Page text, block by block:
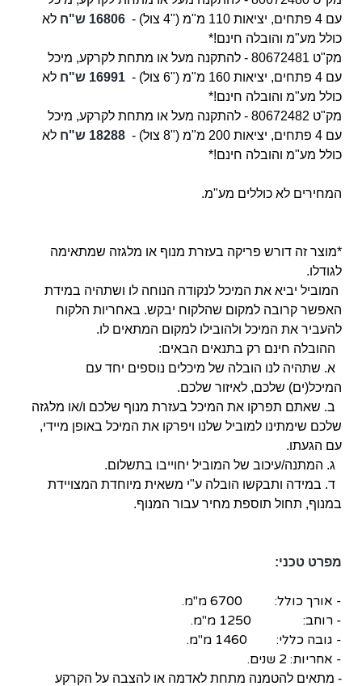
עם 4
פתחים, יציאות 110 מ"מ ("4 צול) - 16806 ש"ח
לא
כולל מע"מ והובלה חינם!*
מק"ט 80672481 -
להתקנה מעל או מתחת לקרקע, מיכל
עם 4
פתחים, יציאות 16991 ש"ח
לא
כולל מע"מ והובלה חינם!*
מק"ט 80672482 -
להתקנה מעל או מתחת לקרקע, מיכל
עם 4
פתחים, יציאות - 18288 ש"ח
לא
כולל מע"מ והובלה חינם!*
המחירים לא כוללים מע"מ.
*מוצר זה דורש פריקה בעזרת מנוף או מלגזה שמתאימה
לגודלו.
המוביל יביא את המיכל לנקודה הנוחה לו ושתהיה במידת
האפשר קרובה למקום שהלקוח יבקש. באחריות הלקוח
להעביר את המיכל ולהובילו למקום המתאים לו.
ההובלה חינם רק בתנאים הבאים:
א. שתהיה לנו הובלה של מיכלים נוספים יחד עם
המיכל(ים) שלכם, לאיזור שלכם.
ב. שאתם תפרקו את המיכל בעזרת מנוף שלכם ו/או מלגזה
שלכם שימתינו למוביל שלנו ויפרקו את המיכל באופן מיידי,
עם הגעתו.
ג. המתנה/עיכוב של המוביל יחוייבו בתשלום.
ד. במידה ותבקשו הובלה ע"י משאית מיוחדת המצויידת
במנוף, תחול תוספת מחיר עבור המנוף.
מפרט טכני:
- אורך כולל: 6700 מ"מ.
- רוחב: 1250 מ"מ.
- גובה כללי: 1460 מ"מ.
- אחריות: 2 שנים.
- מתאים להטמנה מתחת לאדמה או להצבה על הקרקע